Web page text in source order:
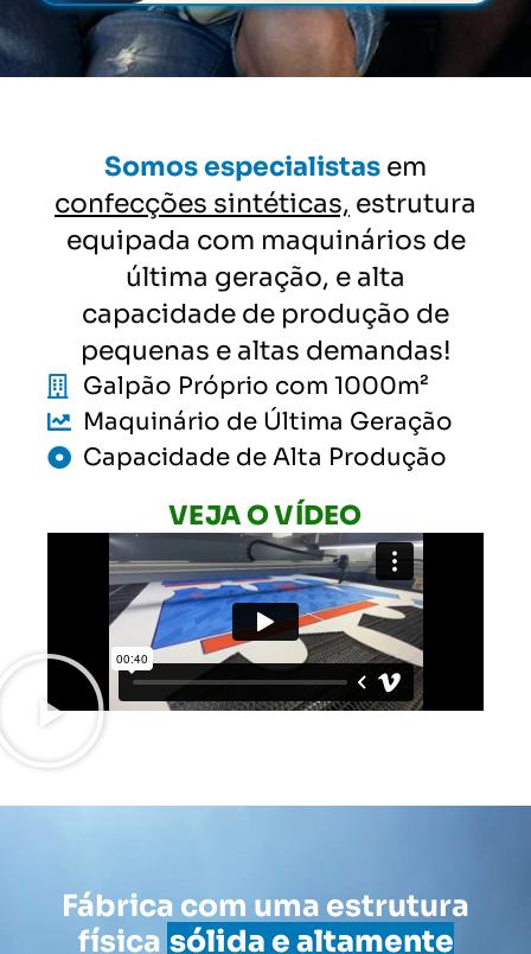
Somos especialistas em
confecções sintéticas, estrutura
equipada com maquinários de
última geração, e alta
capacidade de produção de
pequenas e altas demandas!
Galpão Próprio com 1000m²
Maquinário de Última Geração
Capacidade de Alta Produção
VEJA O VÍDEO
Fábrica com uma estrutura
física sólida e altamente